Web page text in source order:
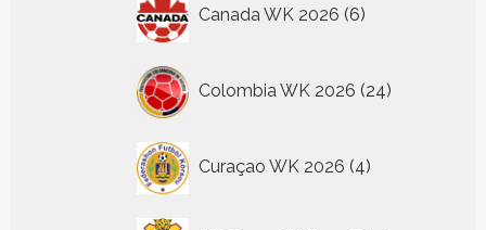
Canada WK 2026 6
producten
Colombia WK 2026 24
producten
Curaçao WK 2026 4
producten